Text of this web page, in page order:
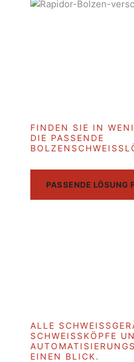
FINDEN SIE IN
DIE PASSENDE
PASSENDE LÖSUNG
ALLE
CHWEISSKÖPFE UND
NEN BLICK.